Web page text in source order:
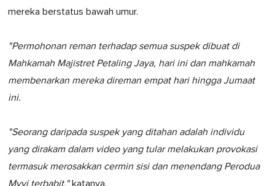
mereka berstatus bawah umur.
"Permohonan reman terhadap semua suspek dibuat di
Mahkamah Majistret Petaling Jaya, hari ini dan mahkamah
membenarkan mereka direman empat hari hingga Jumaat
ini.
"Seorang daripada suspek yang ditahan adalah individu
yang dirakam dalam video yang tular melakukan provokasi
termasuk merosakkan cermin sisi dan menendang Perodua
Myvi terbabit,"katanya.